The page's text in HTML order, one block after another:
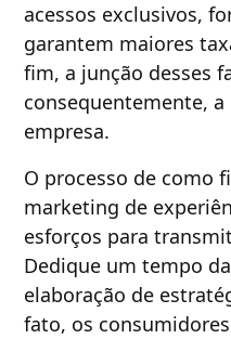
acessos exclusivos,
garantem maiores
fim, a junção desses
consequentemente,
empresa.
O processo de como
marketing de
esforços para
Dedique um tempo
elaboração de
fato, os